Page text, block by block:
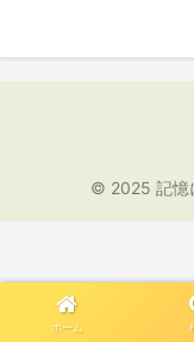
© 2025 記憶
ホーム